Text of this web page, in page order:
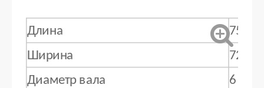
Длина 75,5
Ширина 72 мм
Диаметр вала
6 мм